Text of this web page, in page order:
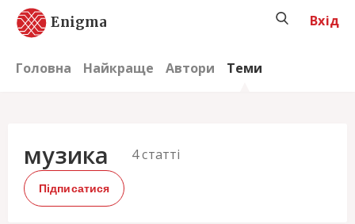
Enigma
Головна Найкраще Автори Теми
Вхід
музика 4статті
Підписатися